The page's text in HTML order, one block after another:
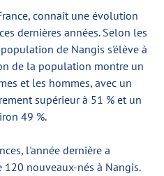
connaît une évolution
dernières années. Selon les
de Nangis s'élève à
de la population montre un
et les hommes, avec un
supérieur à 51 % et un
49 %.
l'année dernière a
nouveaux-nés à Nangis.